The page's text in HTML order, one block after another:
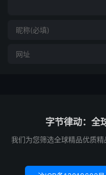
字节律动：全
我们为您筛选全球精品优质